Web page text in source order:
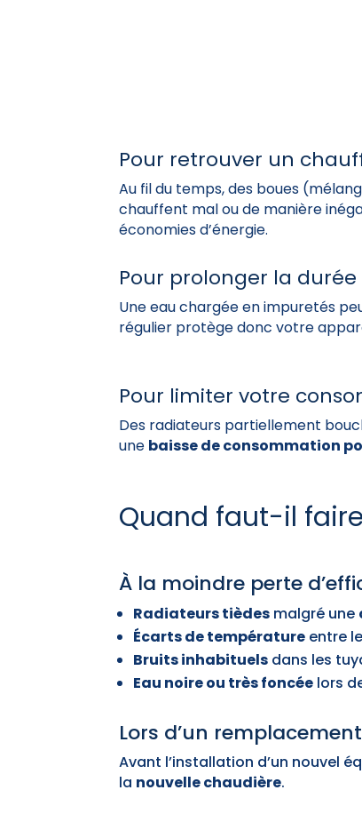
Pour retrouver un
Au fil du temps, des boues
chauffent mal ou de manière
économies d’énergie.
Pour prolonger la
Une eau chargée en impuretés
régulier protège donc votre
Pour limiter votre
Des radiateurs partiellement
une baisse de consommation
Quand faut-il
À la moindre perte
Radiateurs tièdes malgré une
Écarts de température entre
Bruits inhabituels dans les
Eau noire ou très foncée lors
Lors d’un
Avant l’installation d’un nouvel
la nouvelle chaudière.